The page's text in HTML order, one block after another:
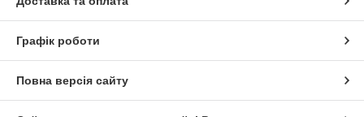
Графік роботи
Повна версія сайту